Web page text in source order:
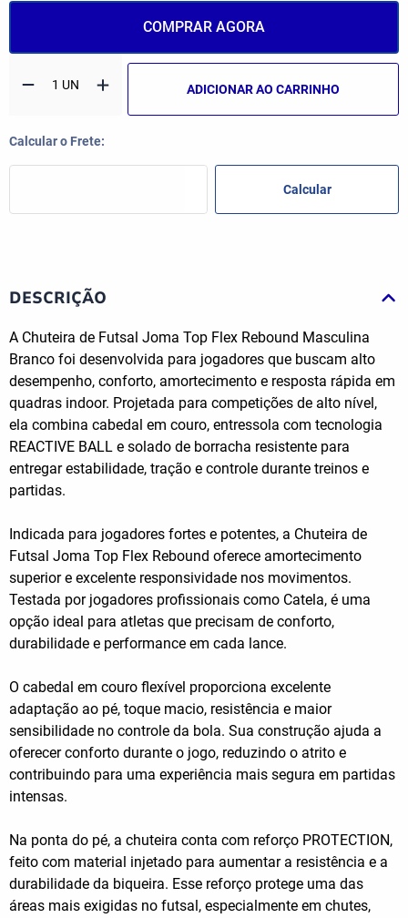
COMPRAR AGORA
ADICIONAR AO CARRINHO
DESCRIÇÃO
A Chuteira de Futsal Joma Top Flex Rebound Masculina
Branco foi desenvolvida para jogadores que buscam alto
desempenho, conforto, amortecimento e resposta rápida em
quadras indoor. Projetada para competições de alto nível,
ela combina cabedal em couro, entressola com tecnologia
REACTIVE BALL e solado de borracha resistente para
entregar estabilidade, tração e controle durante treinos e
partidas.
Indicada para jogadores fortes e potentes, a Chuteira de
Futsal Joma Top Flex Rebound oferece amortecimento
superior e excelente responsividade nos movimentos.
Testada por jogadores profissionais como Catela, é uma
opção ideal para atletas que precisam de conforto,
durabilidade e performance em cada lance.
O cabedal em couro flexível proporciona excelente
adaptação ao pé, toque macio, resistência e maior
sensibilidade no controle da bola. Sua construção ajuda a
oferecer conforto durante o jogo, reduzindo o atrito e
contribuindo para uma experiência mais segura em partidas
intensas.
Na ponta do pé, a chuteira conta com reforço PROTECTION,
feito com material injetado para aumentar a resistência e a
durabilidade da biqueira. Esse reforço protege uma das
áreas mais exigidas no futsal, especialmente em chutes,